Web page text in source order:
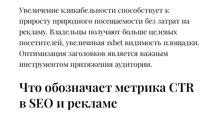
Увеличение кликабельности способствует к
приросту природного посещаемости без затрат на
рекламу. Владельцы получают больше целевых
посетителей, увеличивая 1xbet видимость площадки.
Оптимизация заголовков является важным
инструментом притяжения аудитории.
Что обозначает метрика CTR
в SEO и рекламе